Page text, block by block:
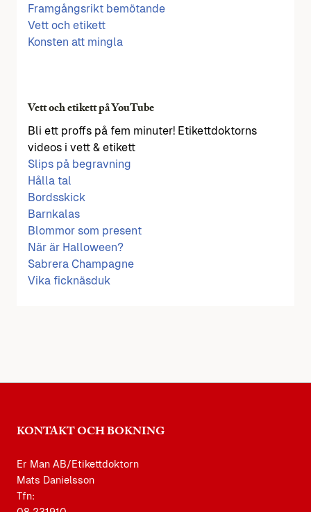
Framgångsrikt bemötande
Vett och etikett
Konsten att mingla
Vett och etikett på YouTube
Bli ett proffs på fem minuter! Etikettdoktorns
videos i vett & etikett
Slips på begravning
Hålla tal
Bordsskick
Barnkalas
Blommor som present
När är Halloween?
Sabrera Champagne
Vika ficknäsduk
KONTAKT OCH BOKNING
Er Man AB/Etikettdoktorn
Mats Danielsson
Tfn: